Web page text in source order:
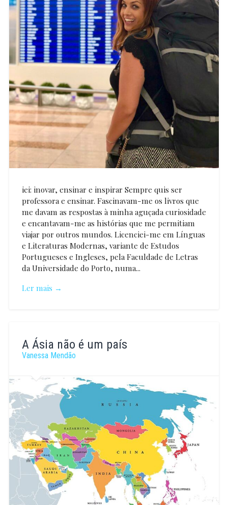
iei: inovar, ensinar e inspirar Sempre quis ser
professora e ensinar. Fascinavam-me os livros que
me davam as respostas à minha aguçada curiosidade
e encantavam-me as histórias que me permitiam
viajar por outros mundos. Licenciei-me em Línguas
e Literaturas Modernas, variante de Estudos
Portugueses e Ingleses, pela Faculdade de Letras
da Universidade do Porto, numa...
Ler mais →
Soares
A Ásia não é um país
Vanessa Mendão